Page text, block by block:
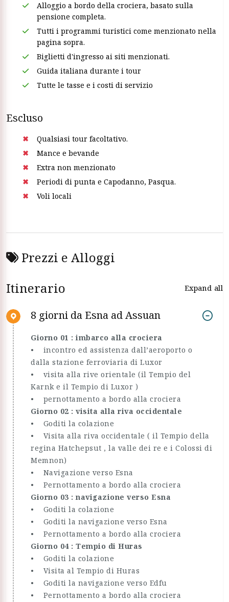
Alloggio a bordo della crociera, basato sulla
pensione completa.
Tutti i programmi turistici come menzionato nella
pagina sopra.
Biglietti d'ingresso ai siti menzionati.
Guida italiana durante i tour
Tutte le tasse e i costi di servizio
Escluso
Qualsiasi tour facoltativo.
Mance e bevande
Extra non menzionato
Periodi di punta e Capodanno, Pasqua.
Voli locali
Prezzi e Alloggi
Itinerario
Expand all
8 giorni da Esna ad Assuan
Giorno 01 : imbarco alla crociera
• incontro ed assistenza dall’aeroporto o
dalla stazione ferroviaria di Luxor
• visita alla rive orientale (il Tempio del
Karnk e il Tempio di Luxor )
• pernottamento a bordo alla crociera
Giorno 02 : visita alla riva occidentale
• Goditi la colazione
• Visita alla riva occidentale ( il Tempio della
regina Hatchepsut , la valle dei re e i Colossi di
Memnon)
• Navigazione verso Esna
• Pernottamento a bordo alla crociera
Giorno 03 : navigazione verso Esna
• Goditi la colazione
• Goditi la navigazione verso Esna
• Pernottamento a bordo alla crociera
Giorno 04 : Tempio di Huras
• Goditi la colazione
• Visita al Tempio di Huras
• Goditi la navigazione verso Edfu
• Pernottamento a bordo alla crociera